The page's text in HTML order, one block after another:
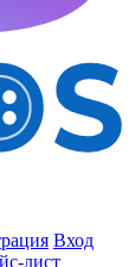
Вход
лист